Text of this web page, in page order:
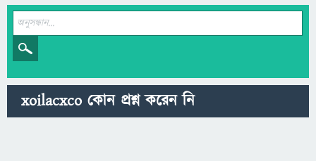
xoilacxco কোন প্রশ্ন করেন নি